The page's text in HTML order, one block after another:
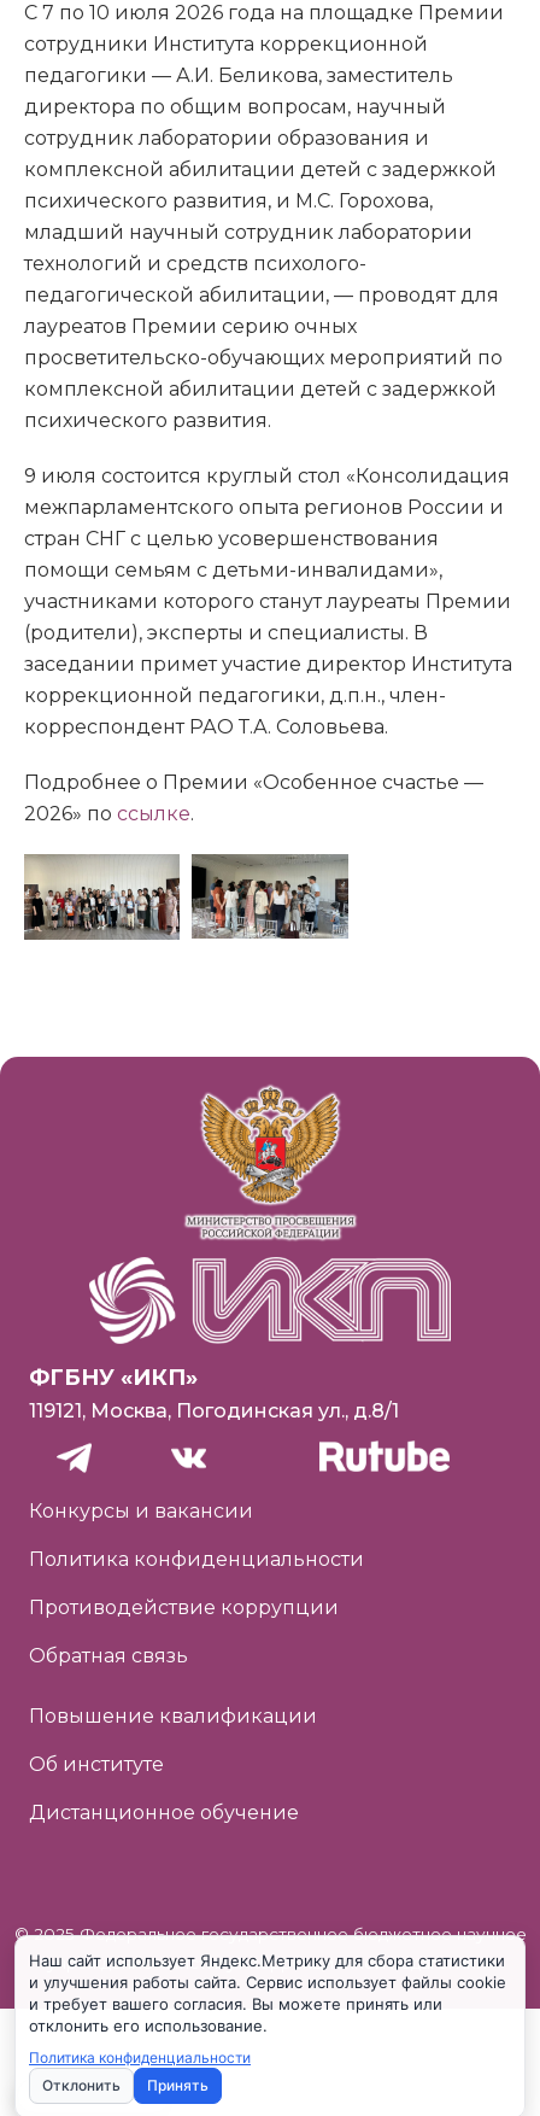
С 7 по 10 июля 2026 года на площадке Премии
сотрудники Института коррекционной
педагогики — А.И. Беликова, заместитель
директора по общим вопросам, научный
сотрудник лаборатории образования и
комплексной абилитации детей с задержкой
психического развития, и М.С. Горохова,
младший научный сотрудник лаборатории
технологий и средств психолого-
педагогической абилитации, — проводят для
лауреатов Премии серию очных
просветительско-обучающих мероприятий по
комплексной абилитации детей с задержкой
психического развития.
9 июля состоится круглый стол «Консолидация
межпарламентского опыта регионов России и
стран СНГ с целью усовершенствования
помощи семьям с детьми-инвалидами»,
участниками которого станут лауреаты Премии
(родители), эксперты и специалисты. В
заседании примет участие директор Института
коррекционной педагогики, д.п.н., член-
корреспондент РАО Т.А. Соловьева.
Подробнее о Премии «Особенное счастье —
2026» по ссылке.
ФГБНУ «ИКП»
119121, Москва, Погодинская ул., д.8/1
Конкурсы и вакансии
Политика конфиденциальности
Противодействие коррупции
Обратная связь
Повышение квалификации
Об институте
Дистанционное обучение
© 2025 Федеральное государственное бюджетное научное
учреждение «Институт коррекционной педагогики»
Наш сайт использует Яндекс.Метрику для сбора статистики
и улучшения работы сайта. Сервис использует файлы cookie
и требует вашего согласия. Вы можете принять или
отклонить его использование.
Политика конфиденциальности
Отклонить
Принять
Настройки cookie